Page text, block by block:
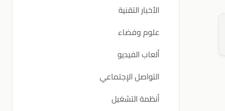
الأخبار التقنية
علوم وفضاء
ألعاب الفيديو
التواصل الإجتماعي
أنظمة التشغيل